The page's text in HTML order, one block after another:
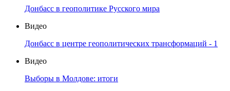
Донбасс в геополитике Русского мира
Видео
Донбасс в центре геополитических трансформаций - 1
Видео
Выборы в Молдове: итоги